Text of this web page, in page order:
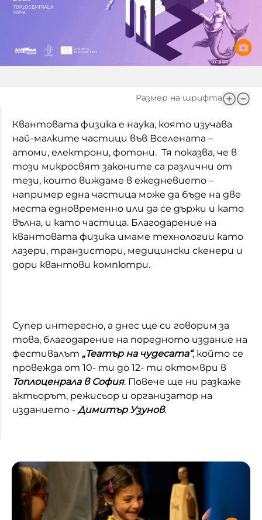
История на изкуството
Музикална кутийка
От соул до рокендрол
Къщата
Златната ябълка
Непознатите думи
Като Айнщайн
Домашен любимец
Питаме Ви
За вас, родители
БНР
БНР Новини
Размер на шрифта
Квантовата физика е наука, която изучава
най-малките частици във Вселената –
атоми, електрони, фотони. Тя показва, че в
този микросвят законите са различни от
тези, които виждаме в ежедневието –
например една частица може да бъде на две
места едновременно или да се държи и като
вълна, и като частица. Благодарение на
квантовата физика имаме технологии като
лазери, транзистори, медицински скенери и
дори квантови компютри.
Супер интересно, а днес ще си говорим за
това, благодарение на поредното издание на
фестивалът „Театър на чудесата“, който се
провежда от 10- ти до 12- ти октомври в
Топлоценрала в София. Повече ще ни разкаже
актьорът, режисьор и организатор на
изданието - Димитър Узунов.